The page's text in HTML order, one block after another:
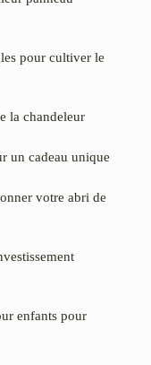
pour cultiver le
la chandeleur
un cadeau unique
votre abri de
enfants pour